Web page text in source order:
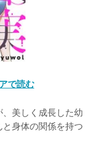
で読む
美しく成長した幼
身体の関係を持つ